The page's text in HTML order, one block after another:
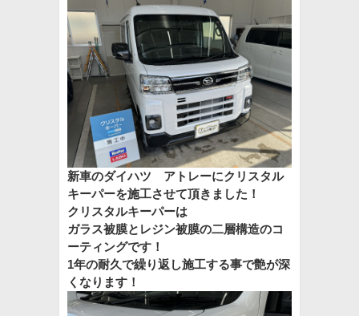
新車のダイハツ アトレーにクリスタル
キーパーを施工させて頂きました！
クリスタルキーパーは
ガラス被膜とレジン被膜の二層構造のコ
ーティングです！
1年の耐久で繰り返し施工する事で艶が深
くなります！